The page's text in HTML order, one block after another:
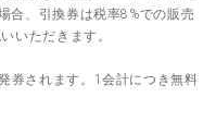
合、引換券は税率8%での販売
いただきます。
券されます。1会計につき無料